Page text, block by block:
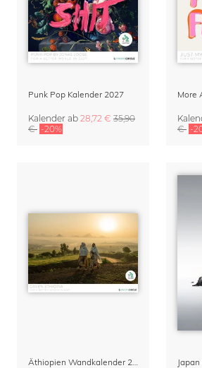
Punk Pop Kalender 2027
Kalender ab 28,72 € 35,90
€ -20%
€ -
Äthiopien Wandkalender 2027